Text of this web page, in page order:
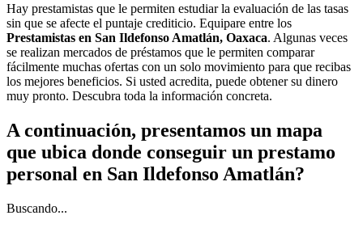
Hay prestamistas que le permiten estudiar la evaluación de las tasas
sin que se afecte el puntaje crediticio. Equipare entre los
Prestamistas en San Ildefonso Amatlán, Oaxaca. Algunas veces
se realizan mercados de préstamos que le permiten comparar
fácilmente muchas ofertas con un solo movimiento para que recibas
los mejores beneficios. Si usted acredita, puede obtener su dinero
muy pronto. Descubra toda la información concreta.
A continuación, presentamos un mapa
que ubica donde conseguir un prestamo
personal en San Ildefonso Amatlán?
Buscando...